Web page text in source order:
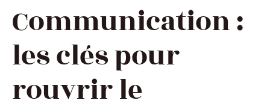
Communication :
les clés pour
rouvrir le